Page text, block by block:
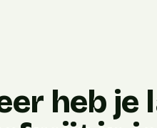
heb je